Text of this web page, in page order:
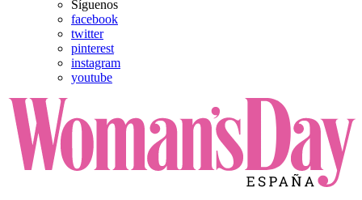
Síguenos
facebook
twitter
pinterest
instagram
youtube